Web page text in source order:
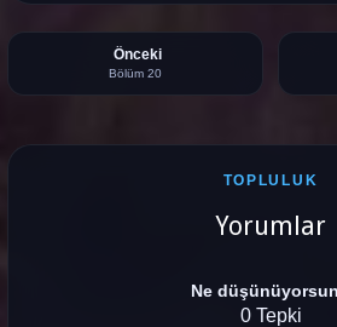
Önceki
Bölüm 20
TOPLULUK
Yorumlar
Ne
0 Tepki